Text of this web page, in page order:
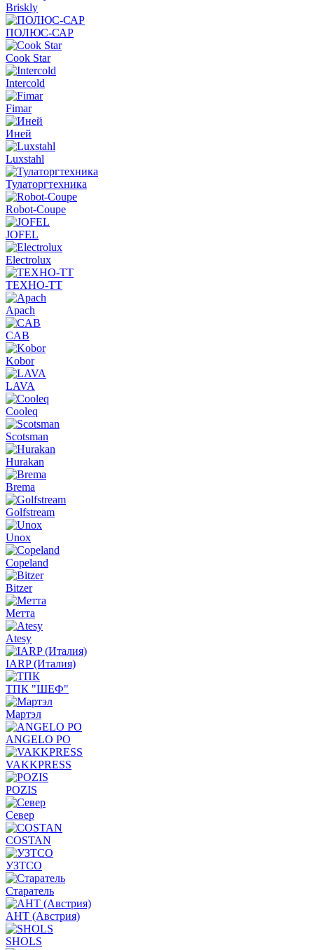
Briskly
ПОЛЮС-САР
Cook Star
Intercold
Fimar
Иней
Luxstahl
Тулаторгтехника
Robot-Coupe
JOFEL
Electrolux
ТЕХНО-ТТ
Apach
CAB
Kobor
LAVA
Cooleq
Scotsman
Hurakan
Brema
Golfstream
Unox
Copeland
Bitzer
Метта
Atesy
IARP (Италия)
ТПК "ШЕФ"
Мартэл
ANGELO PO
VAKKPRESS
POZIS
Север
COSTAN
УЗТСО
Старатель
АНТ (Австрия)
SHOLS